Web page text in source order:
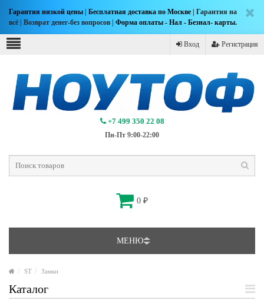
Гарантия низкой цены Бесплатная доставка по Москве | Гарантия на
всё | Возврат денег-без вопросов | Форма оплаты - Нал - Безнал- карты.
Вход Регистрация
+7 499 350 22 08
Пн-Пт 9:00-22:00
0 ₽
МЕНЮ
ST Замки
Каталог